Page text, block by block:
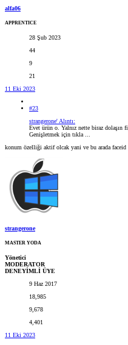
alfa06
APPRENTICE
28 Şub 2023
44
9
21
11 Eki 2023
#23
strangerone' Alıntı:
Evet ürün o. Yalnız nette biraz dolaşın
Genişletmek için tıkla ...
konum özelliği aktif olcak yani ve bu arada
strangerone
MASTER YODA
Yönetici
MODERATOR
DENEYİMLİ ÜYE
9 Haz 2017
18,985
9,678
4,401
11 Eki 2023